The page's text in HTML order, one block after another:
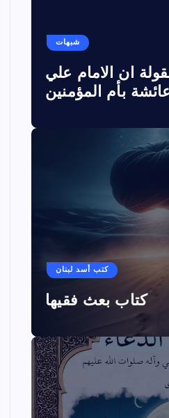
شبهات
ان الامام علي
بأم المؤمنين
كتب أسد لبنان
كتاب بعث فقيها